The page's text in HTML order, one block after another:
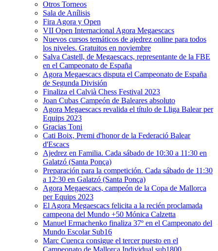
Otros Torneos
Sala de Anílisis
Fira Agora y Open
VII Open Internacional Agora Megaescacs
Nuevos cursos temáticos de ajedrez online para todos
los niveles. Gratuitos en noviembre
Salva Castell, de Megaescacs, representante de la FBE
en el Campeonato de España
Agora Megaescacs disputa el Campeonato de España
de Segunda División
Finaliza el Calvià Chess Festival 2023
Joan Cubas Campeón de Baleares absoluto
Agora Megaescacs revalida el título de Lliga Balear per
Equips 2023
Gracias Toni
Cati Boix, Premi d'honor de la Federació Balear
d'Escacs
Ajedrez en Familia. Cada sábado de 10:30 a 11:30 en
Galatzó (Santa Ponça)
Preparación para la competición. Cada sábado de 11:30
a 12:30 en Galatzó (Santa Ponça)
Agora Megaescacs, campeón de la Copa de Mallorca
per Equips 2023
El Agora Megaescacs felicita a la recién proclamada
campeona del Mundo +50 Mónica Calzetta
Manuel Ermachenko finaliza 37º en el Campeonato del
Mundo Escolar Sub16
Marc Cuenca consigue el tercer puesto en el